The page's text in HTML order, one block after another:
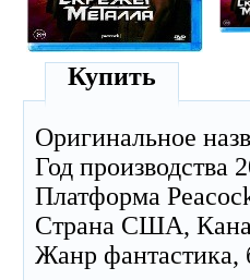
Купить
Оригинальное
Год производства
Платформа
Страна США,
Жанр фантастика,